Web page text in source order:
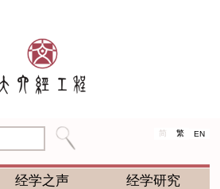
简 繁 EN
经学之声
经学研究